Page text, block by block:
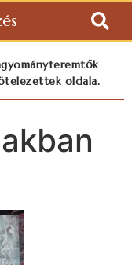
oldala.